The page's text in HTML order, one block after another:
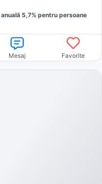
anuală 5,7% pentru persoane
Mesaj Favorite